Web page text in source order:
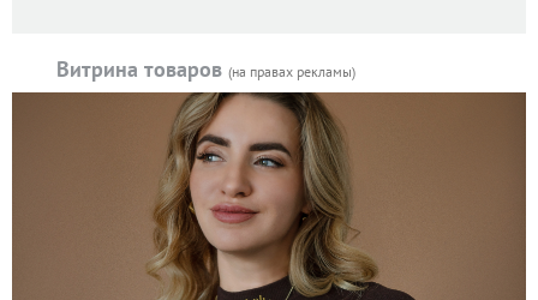
Витрина товаров (на правах рекламы)